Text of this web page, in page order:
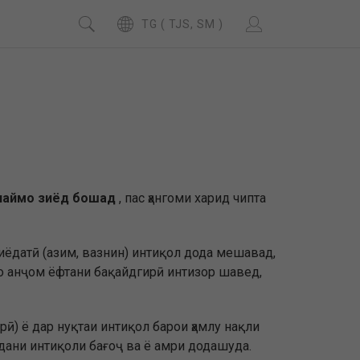
TG ( TJS, SM )
зиёд бошад , пас ҳангоми харид чипта
(азим, вазнин) интиқол дода мешавад,
анҷом ёфтани бақайдгирӣ интизор шавед,
ё дар нуқтаи интиқол барои ҳамлу нақли
интиқоли бағоҷ ва ё амри додашуда.